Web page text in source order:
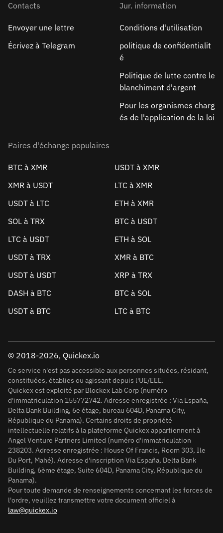
Contacts
Envoyer une lettre
Écrivez à Telegram
Jur. information
Conditions d'utilisation
politique de confidentialit
é
Politique de lutte contre le
blanchiment d'argent
Pour les organismes charg
és de l'application de la loi
Paires d'échange populaires
BTC à XMR
USDT à XMR
XMR à USDT
LTC à XMR
USDT à LTC
ETH à XMR
SOL à TRX
BTC à USDT
LTC à USDT
ETH à SOL
USDT à TRX
XMR à BTC
USDT à USDT
XRP à TRX
DASH à BTC
BTC à SOL
USDT à BTC
LTC à BTC
© 2018-2026, Quickex.io
Ce service n'est pas accessible aux personnes situées, résidant,
constituées, établies ou agissant depuis l'UE/EEE.
Quickex est exploité par Blockex Lab Corp (numéro
d'immatriculation 155772742. Adresse enregistrée : Via España,
Delta Bank Building, 6e étage, bureau 604D, Panama City,
République du Panama). Certains droits de propriété
intellectuelle relatifs à la plateforme Quickex appartiennent à
Angel Venture Partners Limited (numéro d'immatriculation
238203. Adresse enregistrée : House Of Francis, Room 303, Ile
Du Port, Mahé). Adresse d'inscription Via España, Delta Bank
Building, 6ème étage, Suite 604D, Panama City, République du
Panama).
Pour toute demande de renseignements concernant les forces de
l'ordre, veuillez transmettre votre document officiel à
law@quickex.io